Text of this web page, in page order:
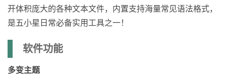
开体积庞大的各种文本文件，内置支持海量常见语法格式，
是五小星日常必备实用工具之一！
软件功能
多变主题